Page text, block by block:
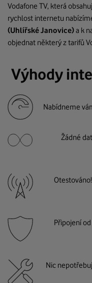
Vodafone TV, která
rychlost internetu
(Uhlířské Janovice)a k
objednat některý z tarifů
Výhody
Nabídneme
Žádné
Připojení
Nic